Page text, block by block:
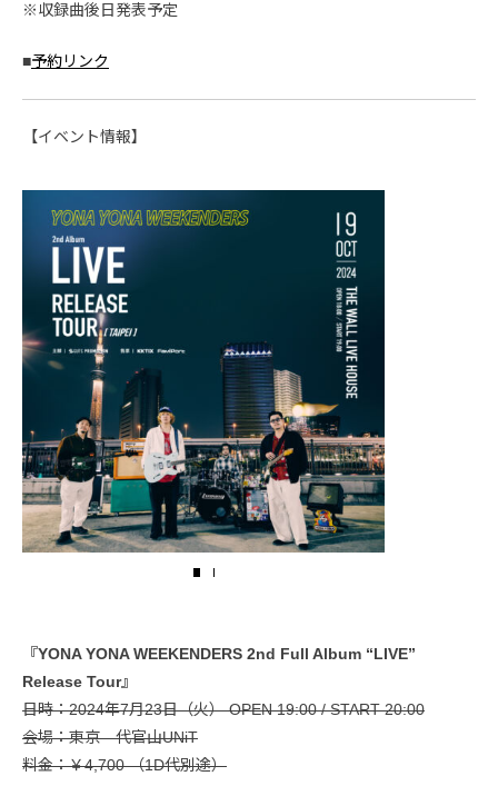
※収録曲後日発表予定
■予約リンク
【イベント情報】
『YONA YONA WEEKENDERS 2nd Full Album “LIVE”
Release Tour』
日時：2024年7月23日（火） OPEN 19:00 / START 20:00
会場：東京 代官山UNiT
料金：￥4,700 （1D代別途）